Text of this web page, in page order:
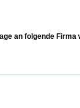
an folgende Firma